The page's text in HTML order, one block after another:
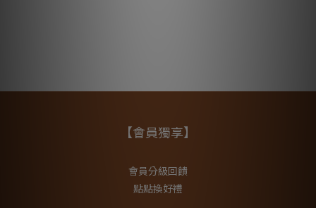
【會員獨享】
會員分級回饋
點點換好禮